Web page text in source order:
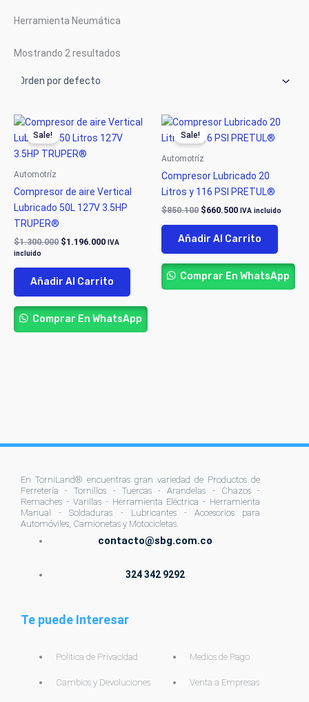
Herramienta Neumática
Mostrando 2 resultados
Sale!
Automotríz
Compresor de aire Vertical
Lubricado 50L 127V 3.5HP
TRUPER®
$1.300.000
Original
was:
$1.300.000.
$1.196.000
Current
is:
IVA
incluido
Añadir Al Carrito
Comprar En WhatsApp
Sale!
Automotríz
Compresor Lubricado 20
Litros y 116 PSI PRETUL®
$850.100
Original
was:
$660.500
Current
is:
IVA incluido
Añadir Al Carrito
Comprar En WhatsApp
En TorniLand® encuentras gran variedad de Productos de
Ferretería - Tornillos - Tuercas - Arandelas - Chazos -
Remaches - Varillas - Herramienta Eléctrica - Herramienta
Manual - Soldaduras - Lubricantes - Accesorios para
Automóviles, Camionetas y Motocicletas.
contacto@sbg.com.co
324 342 9292
Te puede Interesar
Politica de Privacidad
Cambios y Devoluciones
Medios de Pago
Venta a Empresas